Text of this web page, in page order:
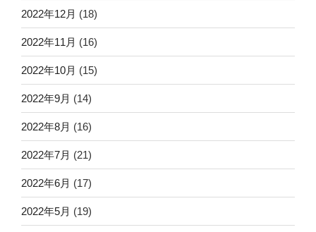
2022年12月 (18)
2022年11月 (16)
2022年10月 (15)
2022年9月 (14)
2022年8月 (16)
2022年7月 (21)
2022年6月 (17)
2022年5月 (19)